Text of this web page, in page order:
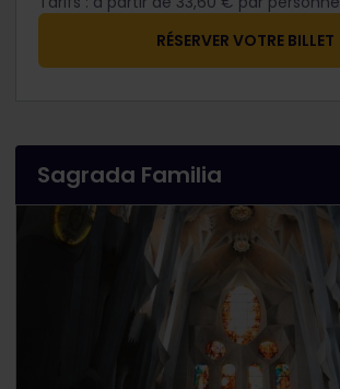
RÉSERVER VOTRE BILLET
Sagrada Familia